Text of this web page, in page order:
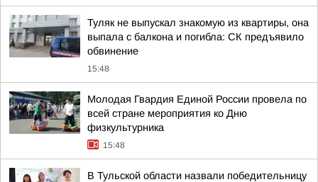
Туляк не выпускал знакомую из квартиры, она
выпала с балкона и погибла: СК предъявило
обвинение
15:48
Молодая Гвардия Единой России провела по
всей стране мероприятия ко Дню
физкультурника
15:48
В Тульской области назвали победительницу